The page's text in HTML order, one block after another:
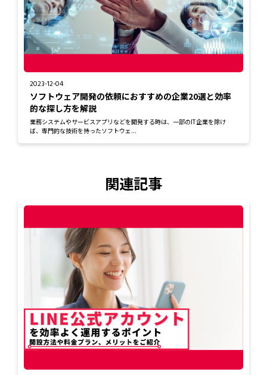
2023-12-04
ソフトウェア開発の依頼におすすめの企業20選と効率
的な探し方を解説
業務システムやサービスアプリなどを開発する時は、一部のIT企業を除け
ば、専門的な技術を持ったソフトウェ...
関連記事